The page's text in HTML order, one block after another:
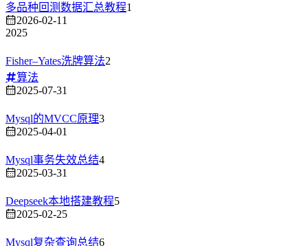
多品种回测数据汇总教程1
2026-02-11
2025
Fisher–Yates洗牌算法2
算法
2025-07-31
Mysql的MVCC原理3
2025-04-01
Mysql事务失效总结4
2025-03-31
Deepseek本地搭建教程5
2025-02-25
Mysql复杂查询总结6